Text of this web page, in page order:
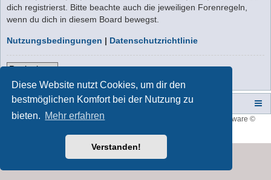
Diese Website nutzt Cookies, um dir den
bestmöglichen Komfort bei der Nutzung zu
bieten. Mehr erfahren
Verstanden!
dich registrierst. Bitte beachte auch die jeweiligen Forenregeln,
wenn du dich in diesem Board bewegst.
Nutzungsbedingungen | Datenschutzrichtlinie
Registrieren
Campers-World-Forum Portal Foren-Übersicht
Style developer byforum tricolor
® Forum Software ©
Deutsche Übersetzung durch